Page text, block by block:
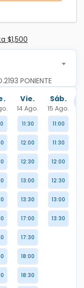
$1,500
DEL
Vie.
14 Ago.
Sáb.
15 Ago.
11:30
12:00
12:30
13:00
13:30
17:00
17:30
18:00
18:30
11:00
11:30
12:00
12:30
13:00
13:30